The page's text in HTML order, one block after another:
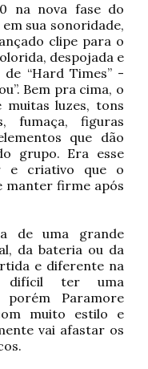
na nova fase do
sua sonoridade,
clipe para o
despojada e
“Hard Times” -
Bem pra cima, o
luzes, tons
fumaça, figuras
que dão
grupo. Era esse
e criativo que o
manter firme após
de uma grande
da bateria ou da
e diferente na
difícil ter uma
Paramore
muito estilo e
vai afastar os